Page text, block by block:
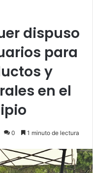
dispuso
para
y
en el
0 1 minuto de lectura